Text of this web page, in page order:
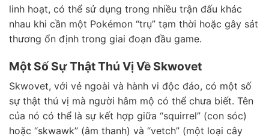
linh hoạt, có thể sử dụng trong nhiều trận đấu khác
nhau khi cần một Pokémon “trụ” tạm thời hoặc gây sát
thương ổn định trong giai đoạn đầu game.
Một Số Sự Thật Thú Vị Về Skwovet
Skwovet, với vẻ ngoài và hành vi độc đáo, có một số
sự thật thú vị mà người hâm mộ có thể chưa biết. Tên
của nó có thể là sự kết hợp giữa “squirrel” (con sóc)
hoặc “skwawk” (âm thanh) và “vetch” (một loại cây